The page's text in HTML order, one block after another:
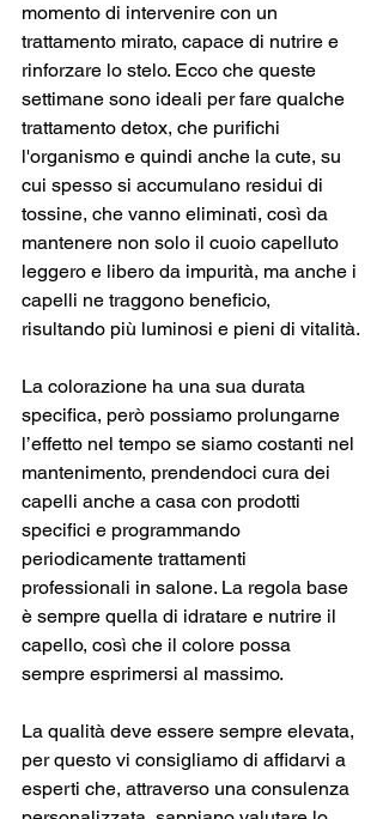
momento di intervenire con un
trattamento mirato, capace di nutrire e
rinforzare lo stelo. Ecco che queste
settimane sono ideali per fare qualche
trattamento detox, che purifichi
l'organismo e quindi anche la cute, su
cui spesso si accumulano residui di
tossine, che vanno eliminati, così da
mantenere non solo il cuoio capelluto
leggero e libero da impurità, ma anche i
capelli ne traggono beneficio,
risultando più luminosi e pieni di vitalità.
La colorazione ha una sua durata
specifica, però possiamo prolungarne
l’effetto nel tempo se siamo costanti nel
mantenimento, prendendoci cura dei
capelli anche a casa con prodotti
specifici e programmando
periodicamente trattamenti
professionali in salone. La regola base
è sempre quella di idratare e nutrire il
capello, così che il colore possa
sempre esprimersi al massimo.
La qualità deve essere sempre elevata,
per questo vi consigliamo di affidarvi a
esperti che, attraverso una consulenza